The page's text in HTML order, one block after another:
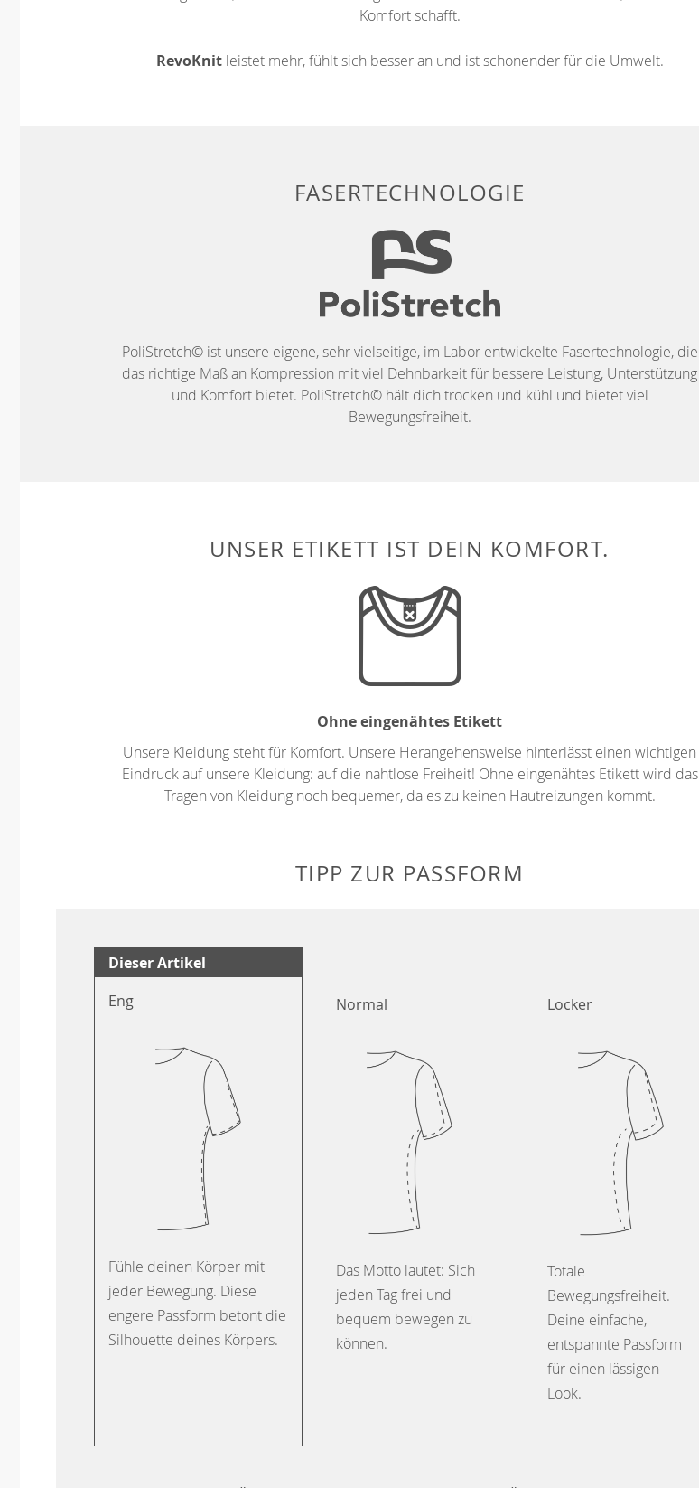
Komfort schafft.
RevoKnitleistet mehr, fühlt sich besser an und ist schonender für die Umwelt.
FASERTECHNOLOGIE
PoliStretch© ist unsere eigene, sehr vielseitige, im Labor entwickelte Fasertechnologie, die
das richtige Maß an Kompression mit viel Dehnbarkeit für bessere Leistung, Unterstützung
und Komfort bietet. PoliStretch© hält dich trocken und kühl und bietet viel
Bewegungsfreiheit.
UNSER ETIKETT IST DEIN KOMFORT.
Ohne eingenähtes Etikett
Unsere Kleidung steht für Komfort. Unsere Herangehensweise hinterlässt einen wichtigen
Eindruck auf unsere Kleidung: auf die nahtlose Freiheit! Ohne eingenähtes Etikett wird das
Tragen von Kleidung noch bequemer, da es zu keinen Hautreizungen kommt.
TIPP ZUR PASSFORM
Dieser Artikel
Eng
Fühle deinen Körper mit
jeder Bewegung. Diese
engere Passform betont die
Silhouette deines Körpers.
Normal
Das Motto lautet: Sich
jeden Tag frei und
bequem bewegen zu
können.
Locker
Totale
Bewegungsfreiheit.
Deine einfache,
entspannte Passform
für einen lässigen
Look.